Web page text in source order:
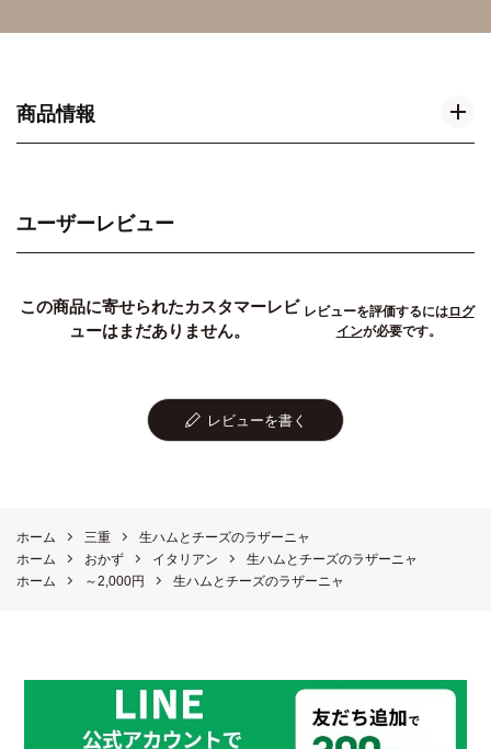
商品情報
ユーザーレビュー
この商品に寄せられたカスタマーレビ
ューはまだありません。
レビューを評価するにはログ
インが必要です。
レビューを書く
ホーム 三重
生ハムとチーズのラザーニャ
ホーム
おかず イタリアン
生ハムとチーズのラザーニャ
ホーム
～2,000円 生ハムとチーズのラザーニャ